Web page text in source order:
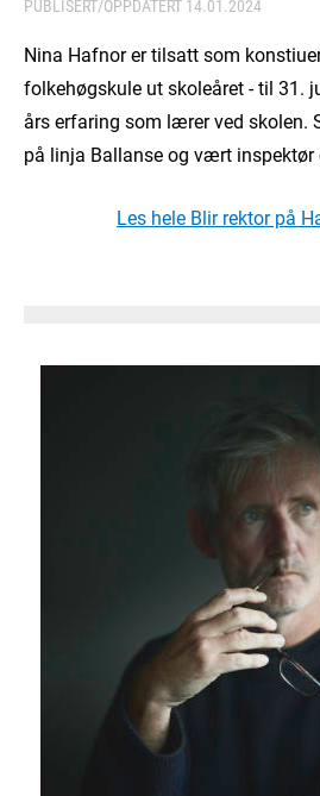
PUBLISERT/OPPDATERT 14.01.2024
Nina Hafnor er tilsatt som
folkehøgskule ut skoleåret - til 31.
års erfaring som lærer ved
på linja Ballanse og vært inspektør
Les hele Blir rektor på